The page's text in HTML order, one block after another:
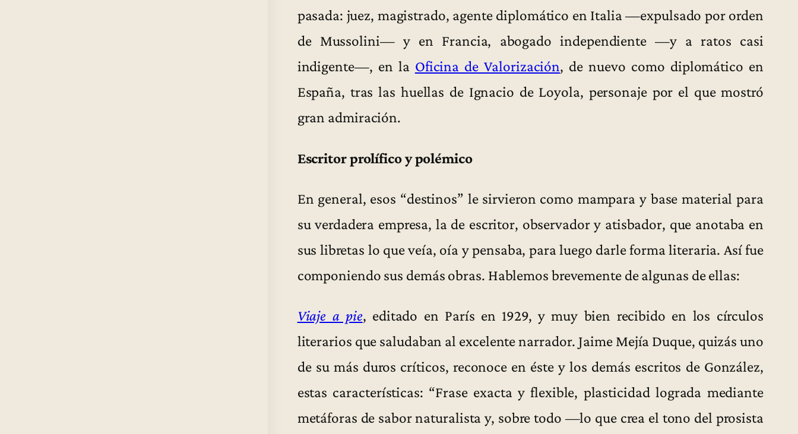
pasada: juez, magistrado, agente diplomático en Italia —expulsado por orden
de Mussolini— y en Francia, abogado independiente —y a ratos casi
indigente—, en la Oficina de Valorización, de nuevo como diplomático en
España, tras las huellas de Ignacio de Loyola, personaje por el que mostró
gran admiración.
Escritor prolífico y polémico
En general, esos “destinos” le sirvieron como mampara y base material para
su verdadera empresa, la de escritor, observador y atisbador, que anotaba en
sus libretas lo que veía, oía y pensaba, para luego darle forma literaria. Así fue
componiendo sus demás obras. Hablemos brevemente de algunas de ellas:
Viaje a pie, editado en París en 1929, y muy bien recibido en los círculos
literarios que saludaban al excelente narrador. Jaime Mejía Duque, quizás uno
de su más duros críticos, reconoce en éste y los demás escritos de González,
estas características: “Frase exacta y flexible, plasticidad lograda mediante
metáforas de sabor naturalista y, sobre todo —lo que crea el tono del prosista